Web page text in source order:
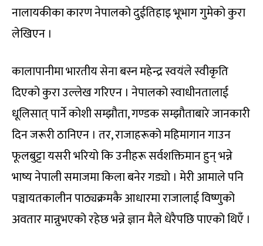
नालायकीका कारण नेपालको दुईतिहाइ भूभाग गुमेको कुरा
लेखिएन ।
कालापानीमा भारतीय सेना बस्न महेन्द्र स्वयंले स्वीकृति
दिएको कुरा उल्लेख गरिएन । नेपालको स्वाधीनतालाई
धूलिसात् पार्ने कोशी सम्झौता, गण्डक सम्झौताबारे जानकारी
दिन जरूरी ठानिएन । तर, राजाहरूको महिमागान गाउन
फूलबुट्टा यसरी भरियो कि उनीहरू सर्वशक्तिमान हुन् भन्ने
भाष्य नेपाली समाजमा किला बनेर गड्यो । मेरी आमाले पनि
पञ्चायतकालीन पाठ्यक्रमकै आधारमा राजालाई विष्णुको
अवतार मान्नुभएको रहेछ भन्ने ज्ञान मैले धेरैपछि पाएको थिएँ ।